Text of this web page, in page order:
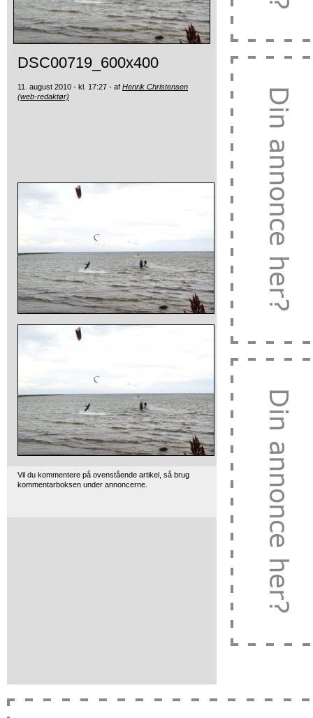
DSC00719_600x400
11. august 2010 - kl. 17:27 - af Henrik Christensen
(web-redaktør)
Vil du kommentere på ovenstående artikel, så brug
kommentarboksen under annoncerne.